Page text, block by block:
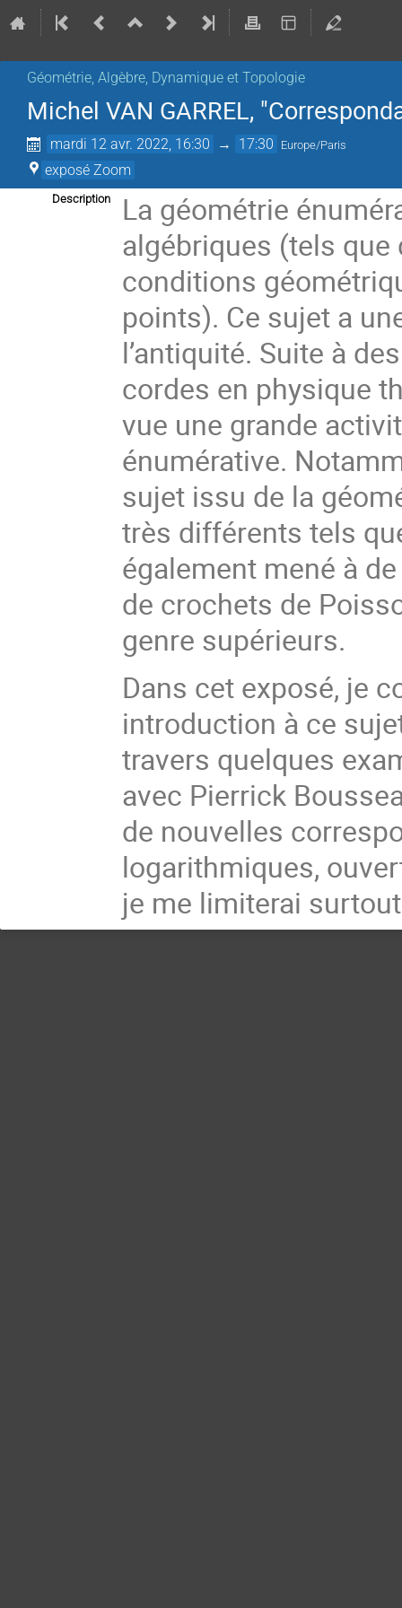
Géométrie, Algèbre, Dynamique et Topologie
Michel VAN GARREL,
mardi 12 avr. 2022, 16:30 → 17:30 Europe/Paris
exposé Zoom
Description
La géométrie
algébriques (tels
conditions
points). Ce sujet a
l’antiquité. Suite à
cordes en physique
vue une grande
énumérative.
sujet issu de la
très différents tels
également mené à
de crochets de
genre supérieurs.
Dans cet exposé, je
introduction à ce
travers quelques
avec Pierrick
de nouvelles
logarithmiques,
je me limiterai